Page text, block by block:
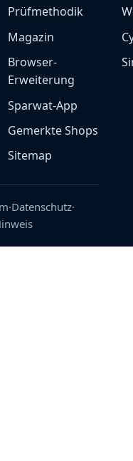
Prüfmethodik
Magazin
Browser-
Erweiterung
Sparwat-App
Gemerkte Shops
Sitemap
·Datenschutz·